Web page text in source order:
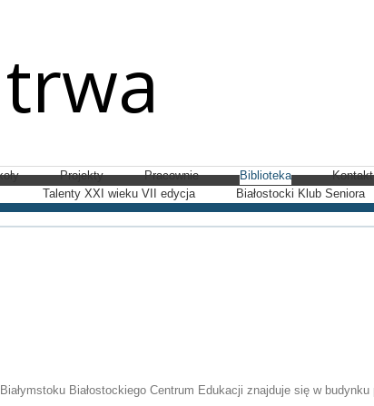
Projekty Pracownie Biblioteka Kontakt
Talenty XXI wieku VII edycja
Białostocki Klub Seniora
Białostockiego Centrum Edukacji znajduje się w budynku